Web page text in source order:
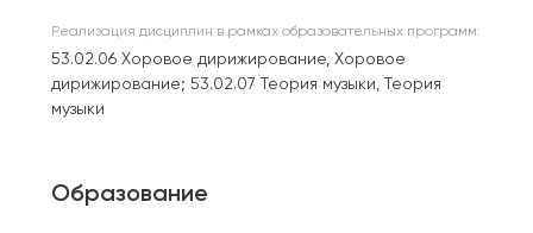
Реализация дисциплин в рамках образовательных программ:
53.02.06 Хоровое дирижирование, Хоровое
дирижирование; 53.02.07 Теория музыки, Теория
музыки
Образование